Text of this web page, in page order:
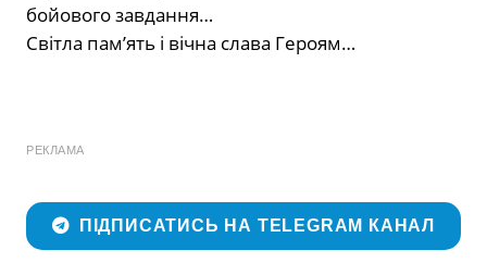
бойового завдання…
Світла пам’ять і вічна слава Героям…
РЕКЛАМА
ПІДПИСАТИСЬ НА TELEGRAM КАНАЛ